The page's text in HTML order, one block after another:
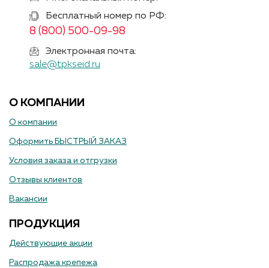
Бесплатный номер по РФ:
8 (800) 500-09-98
Электронная почта:
sale@tpkseid.ru
О КОМПАНИИ
О компании
Оформить БЫСТРЫЙ ЗАКАЗ
Условия заказа и отгрузки
Отзывы клиентов
Вакансии
ПРОДУКЦИЯ
Действующие акции
Распродажа крепежа